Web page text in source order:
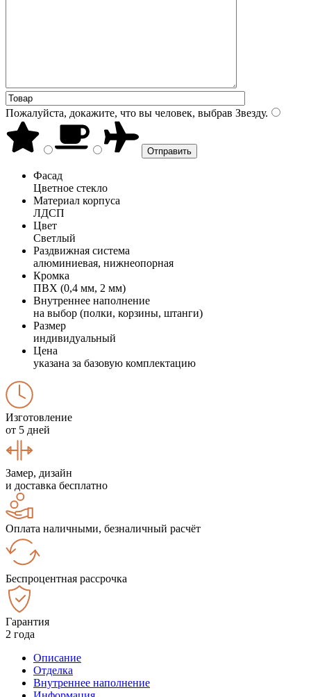
Пожалуйста, докажите, что вы человек, выбрав Звезду.
Фасад
Цветное стекло
Материал корпуса
ЛДСП
Цвет
Светлый
Раздвижная система
алюминиевая, нижнеопорная
Кромка
ПВХ (0,4 мм, 2 мм)
Внутреннее наполнение
на выбор (полки, корзины, штанги)
Размер
индивидуальный
Цена
указана за базовую комплектацию
Изготовление
от 5 дней
Замер, дизайн
и доставка бесплатно
Оплата наличными, безналичный расчёт
Беспроцентная рассрочка
Гарантия
2 года
Описание
Отделка
Внутреннее наполнение